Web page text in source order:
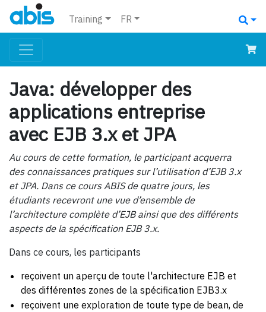
Training FR
Java: développer des
applications entreprise
avec EJB 3.x et JPA
Au cours de cette formation, le participant acquerra
des connaissances pratiques sur l’utilisation d’EJB 3.x
et JPA. Dans ce cours ABIS de quatre jours, les
étudiants recevront une vue d’ensemble de
l’architecture complète d’EJB ainsi que des différents
aspects de la spécification EJB 3.x.
Dans ce cours, les participants
reçoivent un aperçu de toute l'architecture EJB et
des différentes zones de la spécification EJB3.x
reçoivent une exploration de toute type de bean, de